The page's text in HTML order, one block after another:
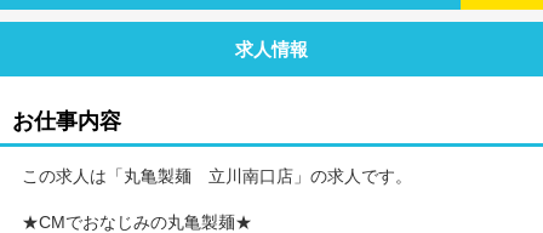
求人情報
お仕事内容
この求人は「丸亀製麺 立川南口店」の求人です。
★CMでおなじみの丸亀製麺★